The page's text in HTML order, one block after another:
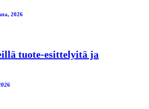
2026
tuote-esittelyitä ja